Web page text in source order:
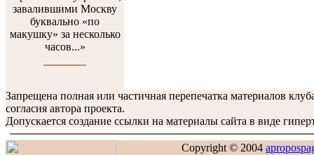
завалившими Москву
буквально «по
макушку» за несколько
часов...»
Запрещена полная или частичная перепечатка материалов
согласия автора проекта.
Допускается создание ссылки на материалы сайта в виде
Copyright © 2004